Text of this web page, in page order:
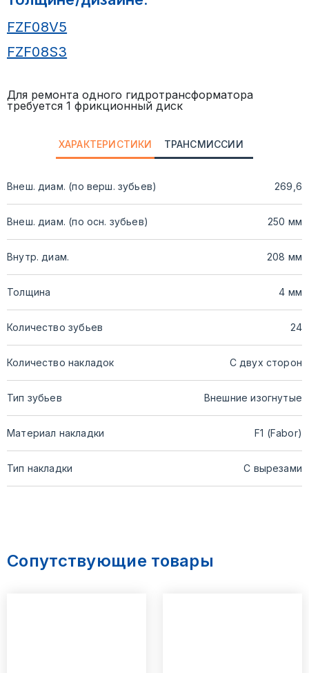
FZF08V5
FZF08S3
Для ремонта одного гидротрансформатора
требуется 1 фрикционный диск
ХАРАКТЕРИСТИКИ ТРАНСМИССИИ
Внеш. диам. (по верш. зубьев) 269,6
Внеш. диам. (по осн. зубьев) 250 мм
Внутр. диам. 208 мм
Толщина 4 мм
Количество зубьев 24
Количество накладок С двух сторон
Тип зубьев Внешние изогнутые
Материал накладки F1 (Fabor)
Тип накладки С вырезами
Сопутствующие товары